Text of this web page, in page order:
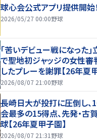
球心会公式アプリ提供開始
2026/05/27 00:00野球
｢苦いデビュー戦になった
で聖地初ジャッジの女性審
したプレーを謝罪【26年夏
2026/08/07 21:00野球
長崎日大が投打に圧倒し、
会最多の15得点、先発・
球【26年夏甲子園】
2026/08/07 21:31 野球